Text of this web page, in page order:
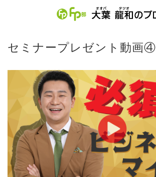
セミナープレゼント動画④